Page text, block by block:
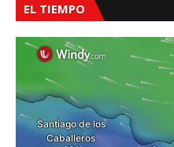
EL TIEMPO